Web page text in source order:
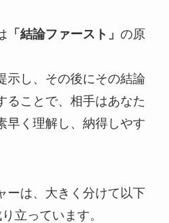
「結論ファースト」 の原
示し、その後にその結論
ることで、相手はあなた
早く理解し、納得しやす
ーは、大きく分けて以下
立っています。